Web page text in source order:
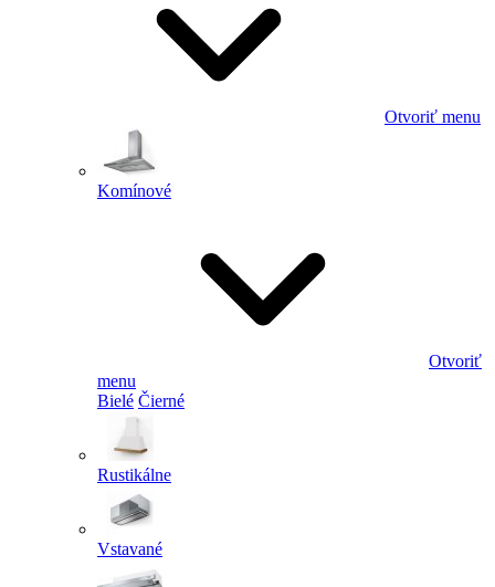
Otvoriť menu
Komínové
Otvoriť
menu
Bielé Čierné
Rustikálne
Vstavané